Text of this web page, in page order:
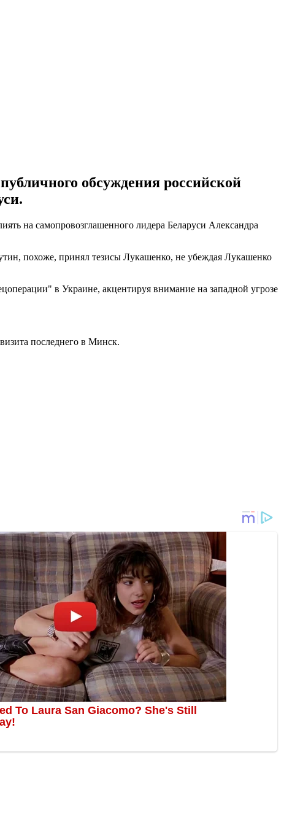
обсуждения российской
на самопровозглашенного лидера Беларуси Александра
похоже, принял тезисы Лукашенко, не убеждая Лукашенко
в Украине, акцентируя внимание на западной угрозе
последнего в Минск.